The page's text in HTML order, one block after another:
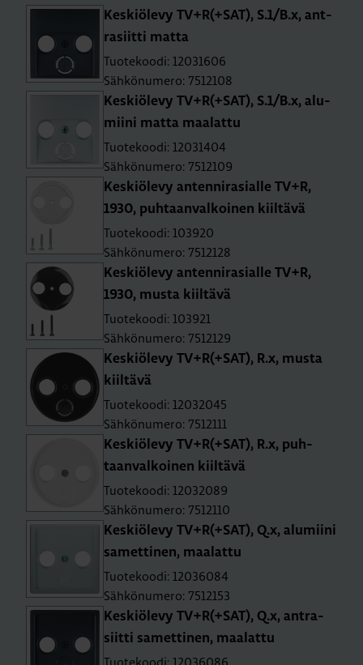
Kes­kiö­le­vy TV+R(+SAT), S.1/B.x, ant­
ra­siit­ti matta
Tuotekoodi: 12031606
Sähkönumero: 7512108
Kes­kiö­le­vy TV+R(+SAT), S.1/B.x, alu­
mii­ni matta maa­lat­tu
Tuotekoodi: 12031404
Sähkönumero: 7512109
Kes­kiö­le­vy an­ten­ni­ra­sial­le TV+R,
1930, puh­taan­val­koi­nen kiil­tä­vä
Tuotekoodi: 103920
Sähkönumero: 7512128
Kes­kiö­le­vy an­ten­ni­ra­sial­le TV+R,
1930, musta kiil­tä­vä
Tuotekoodi: 103921
Sähkönumero: 7512129
Kes­kiö­le­vy TV+R(+SAT), R.x, musta
kiil­tä­vä
Tuotekoodi: 12032045
Sähkönumero: 7512111
Kes­kiö­le­vy TV+R(+SAT), R.x, puh­
taan­val­koi­nen kiil­tä­vä
Tuotekoodi: 12032089
Sähkönumero: 7512110
Kes­kiö­le­vy TV+R(+SAT), Q.x, alu­mii­ni
sa­met­ti­nen, maa­lat­tu
Tuotekoodi: 12036084
Sähkönumero: 7512153
Kes­kiö­le­vy TV+R(+SAT), Q.x, ant­ra­
siit­ti sa­met­ti­nen, maa­lat­tu